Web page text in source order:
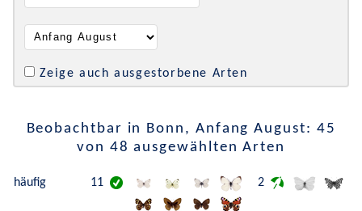
Zeige auch ausgestorbene Arten
Beobachtbar in Bonn, Anfang August: 45
von 48 ausgewählten Arten
häufig 11 2